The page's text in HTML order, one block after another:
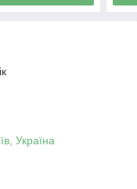
Україна